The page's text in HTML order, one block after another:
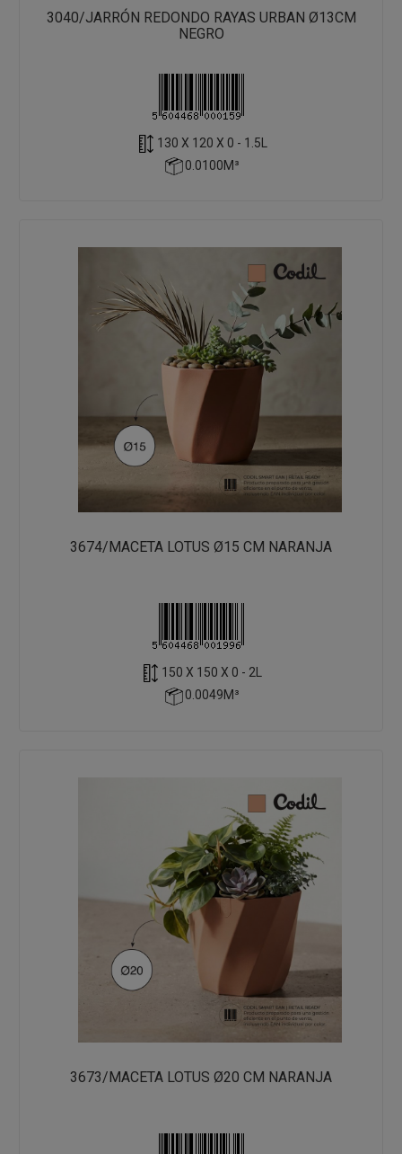
3040/JARRÓN REDONDO RAYAS URBAN Ø13CM
NEGRO
130 X 120 X 0 - 1.5L
0.0100M³
3674/MACETA LOTUS Ø15 CM NARANJA
150 X 150 X 0 - 2L
0.0049M³
3673/MACETA LOTUS Ø20 CM NARANJA